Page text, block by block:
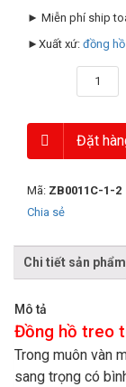
► Miễn phí ship
►Xuất xứ: đồng
Đặt
Mã: ZB0011C-1-2
Chia sẻ
Chi tiết sản phẩm
Mô tả
Đồng hồ treo
Trong muôn vàn
sang trọng có